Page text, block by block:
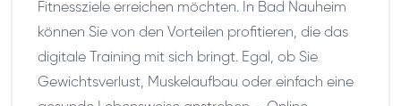
Fitnessziele erreichen möchten. In Bad Nauheim
können Sie von den Vorteilen profitieren, die das
digitale Training mit sich bringt. Egal, ob Sie
Gewichtsverlust, Muskelaufbau oder einfach eine